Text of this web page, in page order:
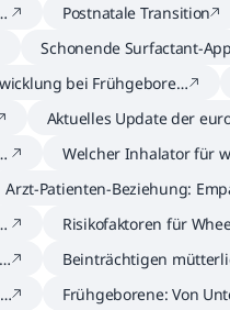
Postnatale Transition
Schonende Surfactant-
bei Frühgeboren
Aktuelles Update der
Welcher Inhalator für
Arzt-Patienten-Beziehung:
Risikofaktoren für
Beinträchtigen
Frühgeborene: Von